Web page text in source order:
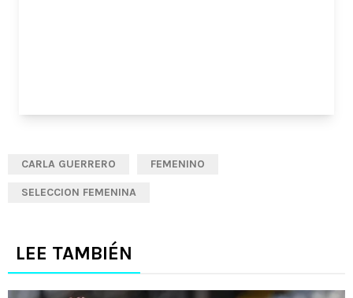
CARLA GUERRERO FEMENINO
SELECCION FEMENINA
LEE TAMBIÉN